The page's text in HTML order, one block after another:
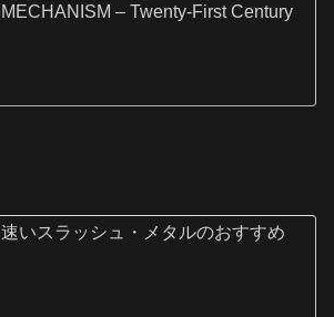
MECHANISM – Twenty-First Century
速いスラッシュ・メタルのおすすめ